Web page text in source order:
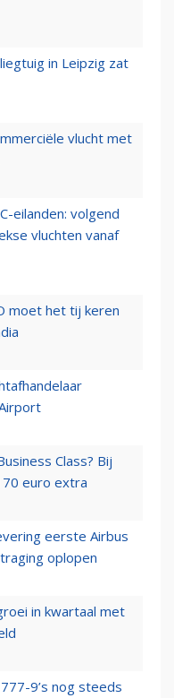
in Leipzig zat
vlucht met
eilanden: volgend
vluchten vanaf
moet het tij keren
Class? Bij
euro extra
eerste Airbus
oplopen
in kwartaal met
9’s nog steeds